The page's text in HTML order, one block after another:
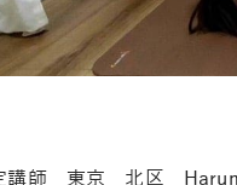
講師 東京 北区